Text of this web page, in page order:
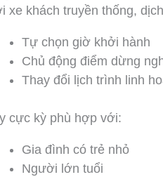
xe khách truyền thống,
Tự chọn giờ khởi hành
Chủ động điểm dừng
Thay đổi lịch trình linh
cực kỳ phù hợp với:
Gia đình có trẻ nhỏ
Người lớn tuổi